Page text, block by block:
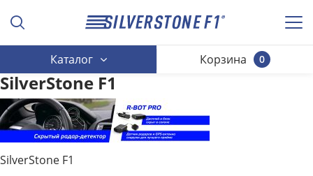
Каталог 0
Корзина
SilverStone F1
SilverStone F1